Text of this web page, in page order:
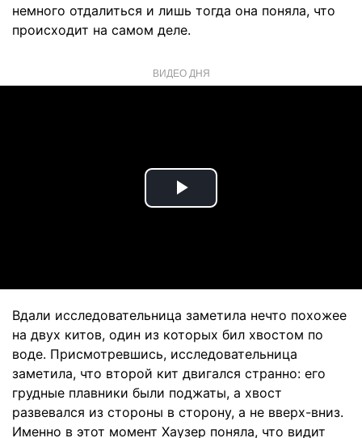
немного отдалиться и лишь тогда она поняла, что
происходит на самом деле.
ВИДЕО ДНЯ
Play
Вдали исследовательница заметила нечто похожее
на двух китов, один из которых бил хвостом по
воде. Присмотревшись, исследовательница
заметила, что второй кит двигался странно: его
грудные плавники были поджаты, а хвост
развевался из стороны в сторону, а не вверх-вниз.
Именно в этот момент Хаузер поняла, что видит